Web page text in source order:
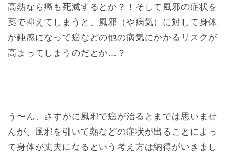
高熱なら癌も死滅するとか？！そして風邪の症状を
薬で抑えてしまうと、風邪（や病気）に対して身体
が鈍感になって癌などの他の病気にかかるリスクが
高まってしまうのだとか…？
う〜ん、さすがに風邪で癌が治るとまでは思いませ
んが、風邪を引いて熱などの症状が出ることによっ
て身体が丈夫になるという考え方は納得がいきまし